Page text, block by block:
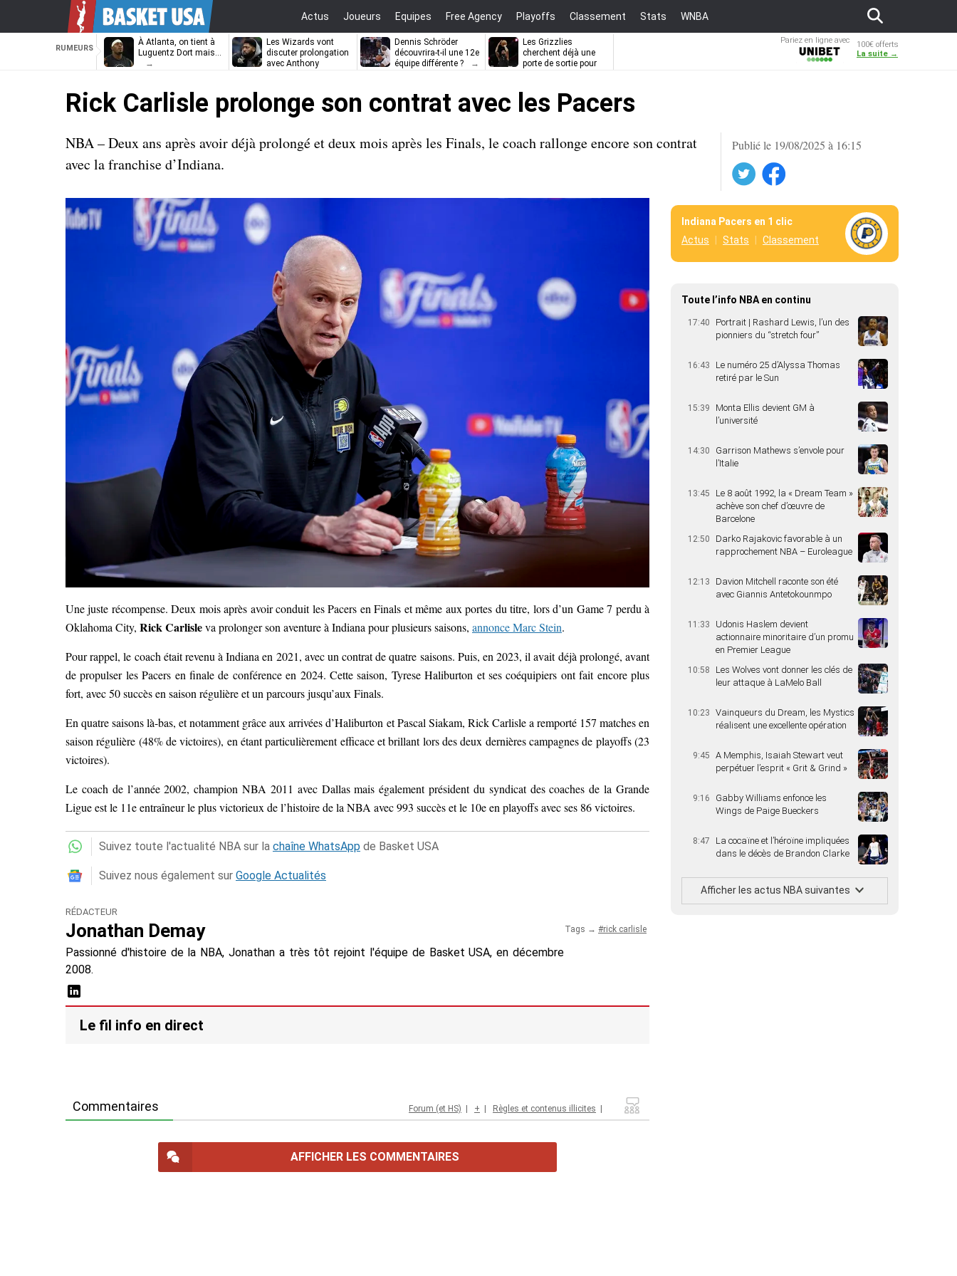
Actus Joueurs Equipes Free Agency Playoffs Classement Stats WNBA
RUMEURS
À Atlanta, on tient à
Luguentz Dort mais…
Les Wizards vont
discuter prolongation
avec Anthony
Dennis Schröder
découvrira-t-il une 12e
équipe différente ?
Les Grizzlies
cherchent déjà une
porte de sortie pour
Pariez en ligne avec
100€ offerts
La suite →
Rick Carlisle prolonge son contrat avec les Pacers
Publié le 19/08/2025 à 16:15
Facebook
NBA – Deux ans après avoir déjà prolongé et deux mois après les Finals, le coach rallonge encore son contrat
avec la franchise d’Indiana.
Une juste récompense. Deux mois après avoir conduit les Pacers en Finals et même aux portes du titre, lors d’un Game 7 perdu à
Oklahoma City, Rick Carlisleva prolonger son aventure à Indiana pour plusieurs saisons, annonce Marc Stein.
Pour rappel, le coach était revenu à Indiana en 2021, avec un contrat de quatre saisons. Puis, en 2023, il avait déjà prolongé, avant
de propulser les Pacers en finale de conférence en 2024. Cette saison, Tyrese Haliburton et ses coéquipiers ont fait encore plus
fort, avec 50 succès en saison régulière et un parcours jusqu’aux Finals.
En quatre saisons là-bas, et notamment grâce aux arrivées d’Haliburton et Pascal Siakam, Rick Carlisle a remporté 157 matches en
saison régulière (48% de victoires), en étant particulièrement efficace et brillant lors des deux dernières campagnes de playoffs (23
victoires).
Le coach de l’année 2002, champion NBA 2011 avec Dallas mais également président du syndicat des coaches de la Grande
Ligue est le 11e entraîneur le plus victorieux de l’histoire de la NBA avec 993 succès et le 10e en playoffs avec ses 86 victoires.
Suivez toute l'actualité NBA sur la chaîne WhatsApp de Basket USA
Suivez nous également sur Google Actualités
RÉDACTEUR
Jonathan Demay
Passionné d'histoire de la NBA, Jonathan a très tôt rejoint l'équipe de Basket USA, en décembre
2008.
Tags → rick carlisle
Le fil info en direct
Commentaires Forum (et HS) | + | Règles et contenus illicites |
AFFICHER LES COMMENTAIRES
Indiana Pacers en 1 clic
Actus
Stats Classement
Toute l’info NBA en continu
17:40
Portrait | Rashard Lewis, l’un des
pionniers du “stretch four”
16:43
Le numéro 25 d’Alyssa Thomas
retiré par le Sun
15:39
Monta Ellis devient GM à
l’université
14:30
Garrison Mathews s’envole pour
l’Italie
13:45
Le 8 août 1992, la « Dream Team »
achève son chef d’œuvre de
Barcelone
12:50
Darko Rajakovic favorable à un
rapprochement NBA – Euroleague
12:13
Davion Mitchell raconte son été
avec Giannis Antetokounmpo
11:33
Udonis Haslem devient
actionnaire minoritaire d’un promu
en Premier League
10:58
Les Wolves vont donner les clés de
leur attaque à LaMelo Ball
10:23
Vainqueurs du Dream, les Mystics
réalisent une excellente opération
9:45
A Memphis, Isaiah Stewart veut
perpétuer l’esprit « Grit & Grind »
9:16
Gabby Williams enfonce les
Wings de Paige Bueckers
8:47
La cocaïne et l’héroïne impliquées
dans le décès de Brandon Clarke
Afficher les actus NBA suivantes